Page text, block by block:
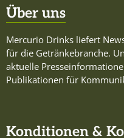
Über uns
Mercurio Drinks liefert
für die Getränkebranche.
aktuelle
Publikationen für
Konditionen &